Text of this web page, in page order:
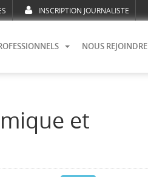
INSCRIPTION JOURNALISTE
NOUS REJOINDRE
et